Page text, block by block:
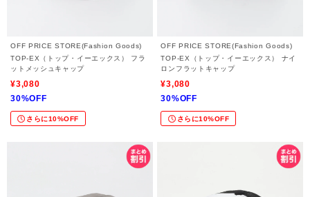
OFF PRICE STORE(Fashion Goods)
TOP-EX（トップ・イーエックス） フラ
ットメッシュキャップ
¥3,080
30%OFF
さらに10%OFF
OFF PRICE STORE(Fashion Goods)
TOP-EX（トップ・イーエックス） ナイ
ロンフラットキャップ
¥3,080
30%OFF
さらに10%OFF